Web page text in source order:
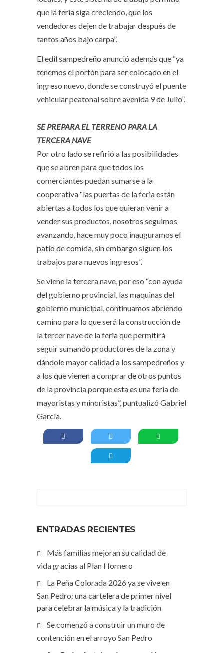
que la feria siga creciendo, que los
vendedores dejen de trabajar después de
tantos años bajo carpa”.
El edil sampedreño anunció además que “ya
tenemos el portón para ser colocado en el
ingreso nuevo, donde se construyó el puente
vehicular peatonal sobre avenida 9 de Julio”.
SE PREPARA EL TERRENO PARA LA
TERCERA NAVE
Por otro lado se refirió a las posibilidades
que se abren para que todos los
comerciantes puedan sumarse a la
cooperativa “las puertas de la feria están
abiertas a todos los que quieran venir a
vender sus productos, nosotros seguimos
avanzando, hace muy poco inauguramos el
patio de comida, sin embargo siguen los
trabajos para nuevos ingresos”.
Se viene la tercera nave, por eso “con ayuda
del gobierno provincial, las maquinas del
gobierno municipal, continuamos abriendo
camino para lo que será la construcción de
la tercer nave de la feria que permitirá
seguir sumando productores de la zona y
dándole mayor calidad a los sampedreños y
a los que vienen a comprar de otros puntos
de la provincia porque esta es una feria de
mayoristas y minoristas”, puntualizó Gabriel
García.
ENTRADAS RECIENTES
Más familias mejoran su calidad de
vida gracias al Plan Hornero
La Peña Colorada 2026 ya se vive en
San Pedro: una cartelera de primer nivel
para celebrar la música y la tradición
Se comenzó a construir un muro de
contención en el arroyo San Pedro